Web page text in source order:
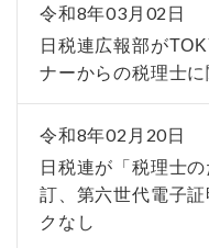
令和8年03月02日
日税連広報部が
ナーからの税理士
令和8年02月20日
日税連が「税理士
訂、第六世代電子
クなし